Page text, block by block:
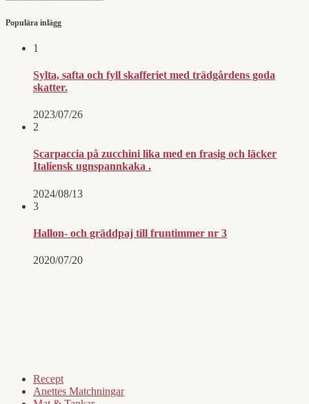
inlägg
Populära inlägg
1
Sylta, safta och fyll skafferiet med trädgårdens goda
skatter.
2023/07/26
2
Scarpaccia på zucchini lika med en frasig och läcker
Italiensk ugnspannkaka .
2024/08/13
3
Hallon- och gräddpaj till fruntimmer nr 3
2020/07/20
Recept
Anettes Matchningar